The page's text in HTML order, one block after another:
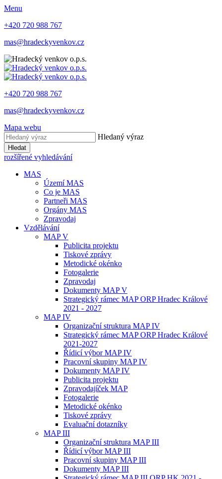
Menu
+420 720 988 767
mas@hradeckyvenkov.cz
+420 720 988 767
mas@hradeckyvenkov.cz
Mapa webu
Hledaný výraz
Hledat
rozšířené vyhledávání
MAS
Území MAS
Co je MAS
Partneři MAS
Orgány MAS
Zpravodaj
Vzdělávání
MAP V
Publicita projektu
Tiskové zprávy
Metodické okénko
Fotogalerie
Zpravodaj
Dokumenty MAP V
Strategický rámec MAP ORP Hradec Králové
2021 - 2027
MAP IV
Organizační struktura MAP IV
Strategický rámec MAP ORP Hradec Králové
2021-2027
Řídicí výbor MAP IV
Pracovní skupiny MAP IV
Dokumenty MAP IV
Publicita projektu
Zpravodajíček MAP
Fotogalerie
Metodické okénko
Tiskové zprávy
Evaluační dotazníky
MAP III
Organizační struktura MAP III
Řídicí výbor MAP III
Pracovní skupiny MAP III
Dokumenty MAP III